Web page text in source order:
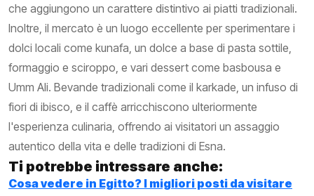
che aggiungono un carattere distintivo ai piatti tradizionali.
Inoltre, il mercato è un luogo eccellente per sperimentare i
dolci locali come kunafa, un dolce a base di pasta sottile,
formaggio e sciroppo, e vari dessert come basbousa e
Umm Ali. Bevande tradizionali come il karkade, un infuso di
fiori di ibisco, e il caffè arricchiscono ulteriormente
l'esperienza culinaria, offrendo ai visitatori un assaggio
autentico della vita e delle tradizioni di Esna.
Ti potrebbe intressare anche:
Cosa vedere in Egitto? I migliori posti da visitare